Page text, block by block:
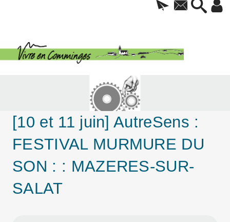
[10 et 11 juin] AutreSens :
FESTIVAL MURMURE DU
SON : : MAZERES-SUR-
SALAT